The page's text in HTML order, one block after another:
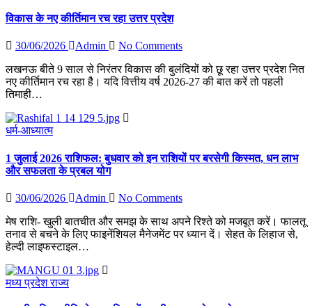
विकास के नए कीर्तिमान रच रहा उत्तर प्रदेश
30/06/2026 Admin
No Comments
लखनऊ बीते 9 साल से निरंतर विकास की बुलंदियों को छू रहा उत्तर प्रदेश नित
नए कीर्तिमान रच रहा है। यदि वित्तीय वर्ष 2026-27 की बात करें तो पहली
तिमाही…
धर्म-आध्यात्म
1 जुलाई 2026 राशिफल: बुधवार को इन राशियों पर बरसेगी किस्मत, धन लाभ
और सफलता के प्रबल योग
30/06/2026 Admin
No Comments
मेष राशि- खुली बातचीत और समझ के साथ अपने रिश्ते को मजबूत करें। फालतू
तनाव से बचने के लिए फाइनेंशियल मैनेजमेंट पर ध्यान दें। सेहत के लिहाज से,
हेल्दी लाइफस्टाइल…
मध्य प्रदेशराज्य